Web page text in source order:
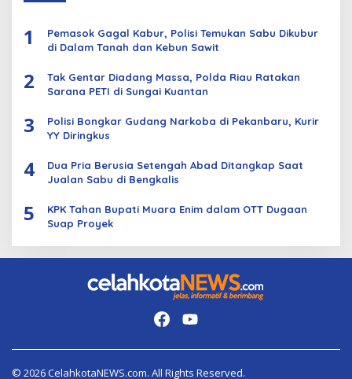
1
Pemasok Gagal Kabur, Polisi Temukan Sabu Dikubur
di Dalam Tanah dan Kebun Sawit
2
Tak Gentar Diadang Massa, Polda Riau Ratakan
Sarana PETI di Sungai Kuantan
3
Polisi Bongkar Gudang Narkoba di Pekanbaru, Kurir
YY Diringkus
4
Dua Pria Berusia Setengah Abad Ditangkap Saat
Jualan Sabu di Bengkalis
5
KPK Tahan Bupati Muara Enim dalam OTT Dugaan
Suap Proyek
© 2026 CelahkotaNEWS.com. All Rights Reserved.